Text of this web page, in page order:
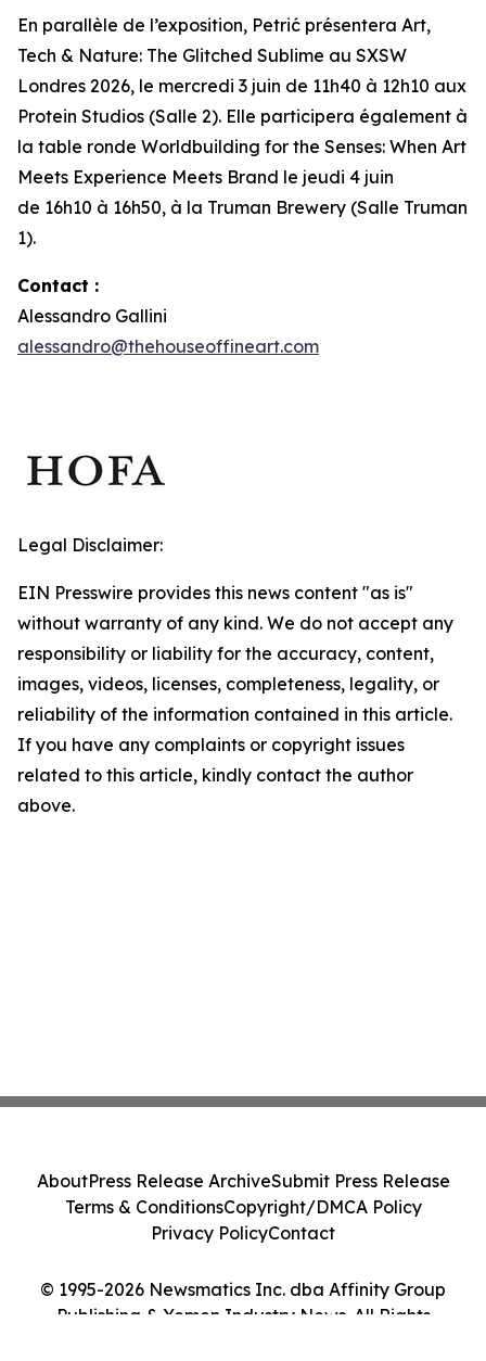
En parallèle de l’exposition, Petrić présentera Art,
Tech & Nature: The Glitched Sublime au SXSW
Londres 2026, le mercredi 3 juin de 11h40 à 12h10 aux
Protein Studios (Salle 2). Elle participera également à
la table ronde Worldbuilding for the Senses: When Art
Meets Experience Meets Brand le jeudi 4 juin
de 16h10 à 16h50, à la Truman Brewery (Salle Truman
1).
Contact :
Alessandro Gallini
alessandro@thehouseoffineart.com
Legal Disclaimer:
EIN Presswire provides this news content "as is"
without warranty of any kind. We do not accept any
responsibility or liability for the accuracy, content,
images, videos, licenses, completeness, legality, or
reliability of the information contained in this article.
If you have any complaints or copyright issues
related to this article, kindly contact the author
above.
© 1995-2026 Newsmatics Inc. dba Affinity Group
Publishing & Yemen Industry News. All Rights
AboutPress Release ArchiveSubmit Press Release
Terms & ConditionsCopyright/DMCA Policy
Privacy PolicyContact